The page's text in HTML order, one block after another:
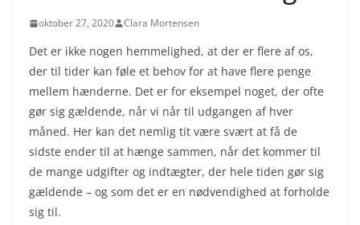
oktober 27, 2020 Clara Mortensen
Det er ikke nogen hemmelighed, at der er flere af os,
der til tider kan føle et behov for at have flere penge
mellem hænderne. Det er for eksempel noget, der ofte
gør sig gældende, når vi når til udgangen af hver
måned. Her kan det nemlig tit være svært at få de
sidste ender til at hænge sammen, når det kommer til
de mange udgifter og indtægter, der hele tiden gør sig
gældende – og som det er en nødvendighed at forholde
sig til.